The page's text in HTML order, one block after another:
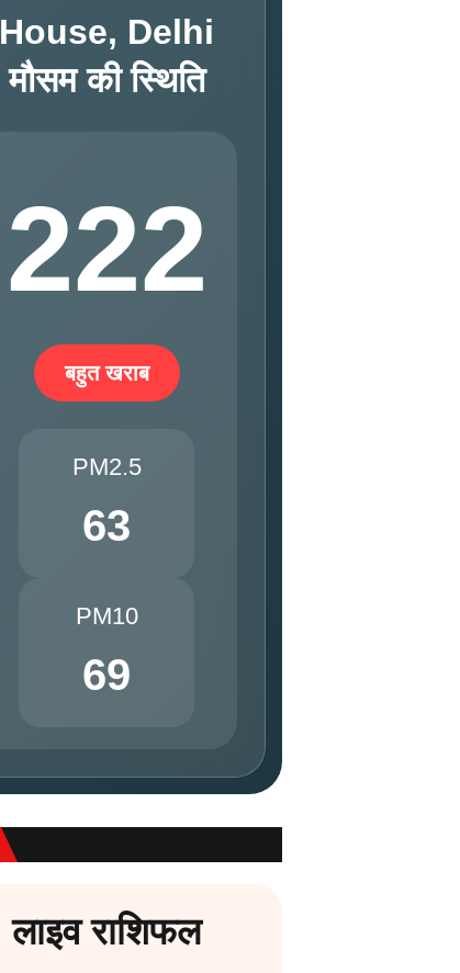
House, Delhi
मौसम की स्थिति
222
बहुत खराब
PM2.5
63
PM10
69
लाइव राशिफल